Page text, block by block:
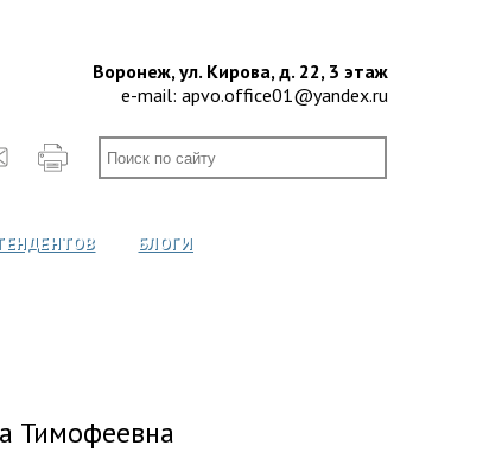
Воронеж, ул. Кирова, д. 22, 3 этаж
e-mail: apvo.office01@yandex.ru
БЛОГИ
Тимофеевна